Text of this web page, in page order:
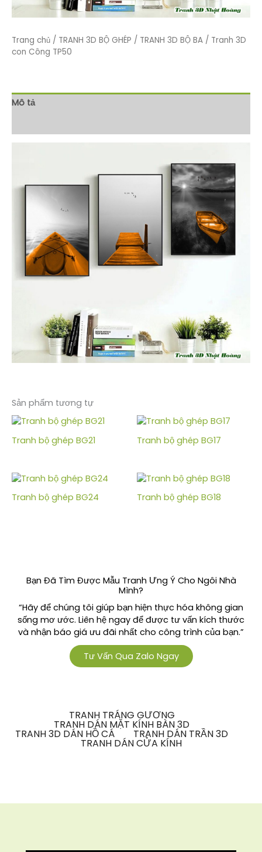
Trang chủ / TRANH 3D BỘ GHÉP / TRANH 3D BỘ BA / Tranh 3D
con Công TP50
Mô tả
Sản phẩm tương tự
Tranh bộ ghép BG21 Tranh bộ ghép BG17
Tranh bộ ghép BG24 Tranh bộ ghép BG18
Bạn Đã Tìm Được Mẫu Tranh Ưng Ý Cho Ngôi Nhà
Mình?
“Hãy để chúng tôi giúp bạn hiện thực hóa không gian
sống mơ ước. Liên hệ ngay để được tư vấn kích thước
và nhận báo giá ưu đãi nhất cho công trình của bạn.”
Tư Vấn Qua Zalo Ngay
TRANH TRÁNG GƯƠNG
TRANH DÁN MẶT KÍNH BÀN 3D
TRANH 3D DÁN HỒ CÁ TRANH DÁN TRẦN 3D
TRANH DÁN CỬA KÍNH